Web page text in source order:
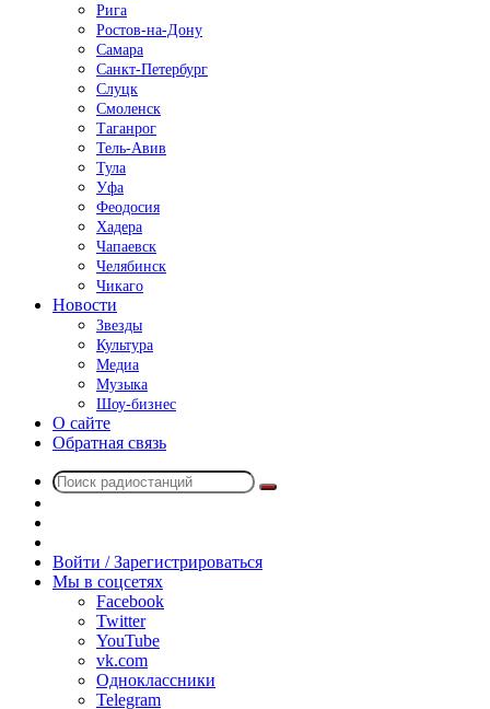
Рига
Ростов-на-Дону
Самара
Санкт-Петербург
Слуцк
Смоленск
Таганрог
Тель-Авив
Тула
Уфа
Феодосия
Хадера
Чапаевск
Челябинск
Чикаго
Новости
Звезды
Культура
Медиа
Музыка
Шоу-бизнес
О сайте
Обратная связь
Поиск
радио
Войти / Зарегистрироваться
Мы в соцсетях
Facebook
Twitter
YouTube
vk.com
Одноклассники
Telegram